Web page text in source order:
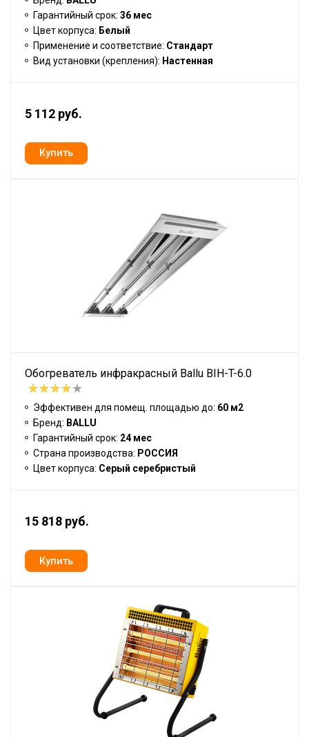
Гарантийный срок: 36 мес
Цвет корпуса: Белый
Применение и соответствие: Стандарт
Вид установки (крепления): Настенная
5 112 руб.
Обогреватель инфракрасный Ballu BIH-T-6.0
Эффективен для помещ. площадью до: 60 м2
Бренд: BALLU
Гарантийный срок: 24 мес
Страна производства: РОССИЯ
Цвет корпуса: Серый серебристый
15 818 руб.